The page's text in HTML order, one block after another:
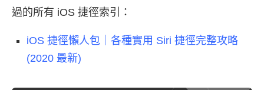
過的所有 iOS 捷徑索引：
iOS 捷徑懶人包｜各種實用 Siri 捷徑完整攻略
(2020 最新)